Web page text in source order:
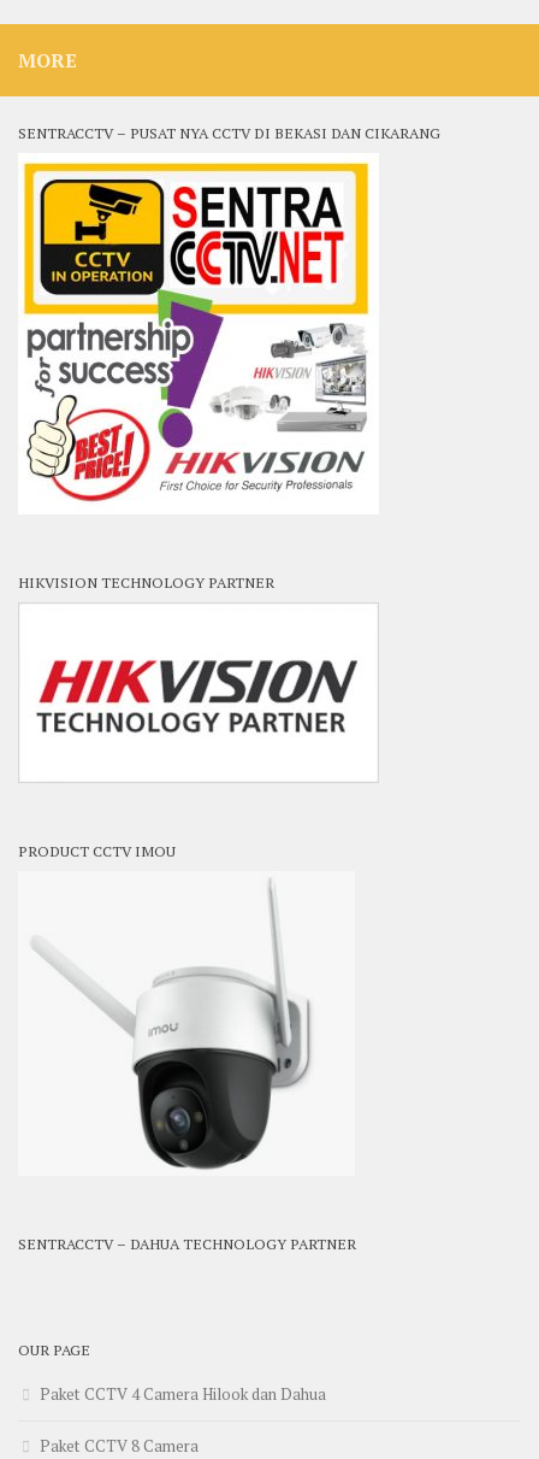
MORE
SENTRACCTV – PUSAT NYA CCTV DI BEKASI DAN CIKARANG
HIKVISION TECHNOLOGY PARTNER
PRODUCT CCTV IMOU
SENTRACCTV – DAHUA TECHNOLOGY PARTNER
OUR PAGE
Paket CCTV 4 Camera Hilook dan Dahua
Paket CCTV 8 Camera